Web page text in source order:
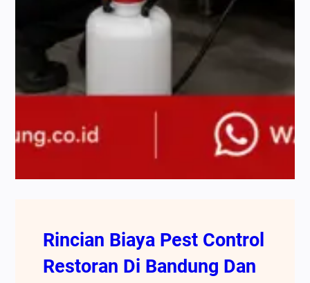
Rincian Biaya Pest Control
Restoran Di Bandung Dan